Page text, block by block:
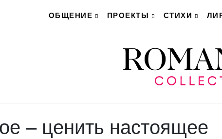
ОБЩЕНИЕ
ПРОЕКТЫ СТИХИ
– ценить настоящее